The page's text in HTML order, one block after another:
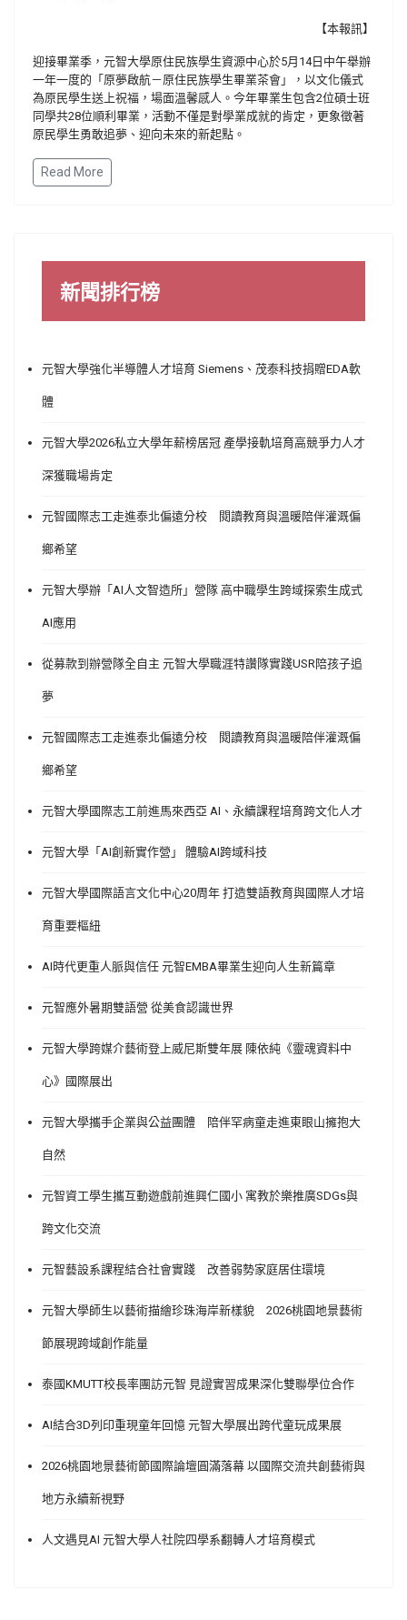
【本報訊】
迎接畢業季，元智大學原住民族學生資源中心於5月14日中午舉辦
一年一度的「原夢啟航－原住民族學生畢業茶會」，以文化儀式
為原民學生送上祝福，場面溫馨感人。今年畢業生包含2位碩士班
同學共28位順利畢業，活動不僅是對學業成就的肯定，更象徵著
原民學生勇敢追夢、迎向未來的新起點。
Read More
新聞排行榜
元智大學強化半導體人才培育 Siemens、茂泰科技捐贈EDA軟
體
元智大學2026私立大學年薪榜居冠 產學接軌培育高競爭力人才
深獲職場肯定
元智國際志工走進泰北偏遠分校 閱讀教育與溫暖陪伴灌溉偏
鄉希望
元智大學辦「AI人文智造所」營隊 高中職學生跨域探索生成式
AI應用
從募款到辦營隊全自主 元智大學職涯特讚隊實踐USR陪孩子追
夢
元智國際志工走進泰北偏遠分校 閱讀教育與溫暖陪伴灌溉偏
鄉希望
元智大學國際志工前進馬來西亞 AI、永續課程培育跨文化人才
元智大學「AI創新實作營」 體驗AI跨域科技
元智大學國際語言文化中心20周年 打造雙語教育與國際人才培
育重要樞紐
AI時代更重人脈與信任 元智EMBA畢業生迎向人生新篇章
元智應外暑期雙語營 從美食認識世界
元智大學跨媒介藝術登上威尼斯雙年展 陳依純《靈魂資料中
心》國際展出
元智大學攜手企業與公益團體 陪伴罕病童走進東眼山擁抱大
自然
元智資工學生攜互動遊戲前進興仁國小 寓教於樂推廣SDGs與
跨文化交流
元智藝設系課程結合社會實踐 改善弱勢家庭居住環境
元智大學師生以藝術描繪珍珠海岸新樣貌 2026桃園地景藝術
節展現跨域創作能量
泰國KMUTT校長率團訪元智 見證實習成果深化雙聯學位合作
AI結合3D列印重現童年回憶 元智大學展出跨代童玩成果展
2026桃園地景藝術節國際論壇圓滿落幕 以國際交流共創藝術與
地方永續新視野
人文遇見AI 元智大學人社院四學系翻轉人才培育模式